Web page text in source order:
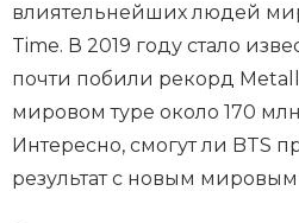
влиятельнейших людей
Time. В 2019 году стало
почти побили рекорд
мировом туре около 170
Интересно, смогут ли BTS
результат с новым мировым